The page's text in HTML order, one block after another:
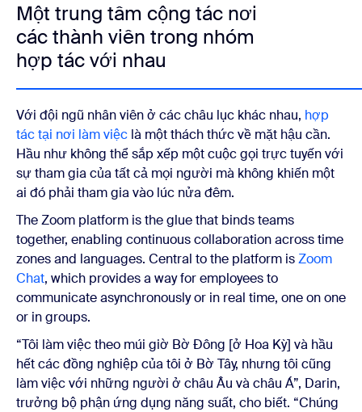
Một trung tâm cộng tác nơi
các thành viên trong nhóm
hợp tác với nhau
Với đội ngũ nhân viên ở các châu lục khác nhau, hợp
tác tại nơi làm việc là một thách thức về mặt hậu cần.
Hầu như không thể sắp xếp một cuộc gọi trực tuyến với
sự tham gia của tất cả mọi người mà không khiến một
ai đó phải tham gia vào lúc nửa đêm.
The Zoom platform is the glue that binds teams
together, enabling continuous collaboration across time
zones and languages. Central to the platform isZoom
Chat, which provides a way for employees to
communicate asynchronously or in real time, one on one
or in groups.
“Tôi làm việc theo múi giờ Bờ Đông [ở Hoa Kỳ] và hầu
hết các đồng nghiệp của tôi ở Bờ Tây, nhưng tôi cũng
làm việc với những người ở châu Âu và châu Á”, Darin,
trưởng bộ phận ứng dụng năng suất, cho biết. “Chúng